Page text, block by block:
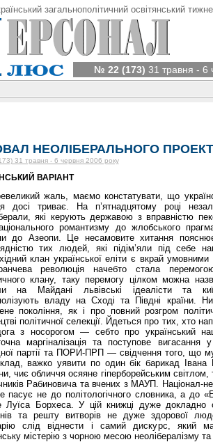
загальнополітичний освітянський
№ 22 (173) 31 травня - 6
НЕОЛІБЕРАЛЬНОГО
31 травня - 6 червня 2006 року
ВАРІАНТ
жаль, маємо констатувати, що
досі триває. На п’ятнадцятому році
які керують державою з вправністю
романтизму до жлобського
до Азеопи. Це несамовите хитання
тих людей, які підім’яли під себе
клан української еліти є вкрай
революція начебто стала перемогою
клану, таку перемогу цілком можна
на Майдані львівські ідеалісти та
владу на Сході та Півдні країни.
покоління, як і про повний розгром
політичної селекції. Йдеться про тих, хто
з носорогом — себто про український
маргіналізація та поступове вигасання у
партії та ПОРИ-ПРП — свідчення того, що
важко уявити по один бік барикад
чиє обличчя осяяне гіперборейським
Рабиновича та вчених з МАУП. Націонал-
пасує не до політологічного словника, а до
Луїса Борхеса. У цій книжці дуже докладно
та решту витворів не дуже здорової
слід віднести і самий дискурс, який
містерію з чорною месою неолібералізму та